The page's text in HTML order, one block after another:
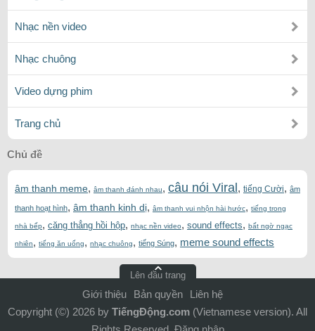
Nhạc nền video
Nhạc chuông
Video dựng phim
Trang chủ
Chủ đề
âm thanh meme, âm thanh đánh nhau, câu nói Viral , tiếng Cười, âm
thanh hoạt hình, âm thanh kinh dị, âm thanh vui nhộn hài hước, tiếng trong
nhà bếp, căng thẳng hồi hộp, nhạc nền video, sound effects, bất ngờ ngạc
nhiên, tiếng ăn uống, nhạc chuông, tiếng Súng, meme sound effects
Lên đầu trang
Giới thiệu Bản quyền
Liên hệ
Copyright (©) 2026 by TiếngĐộng.com (Vietnamese version). All